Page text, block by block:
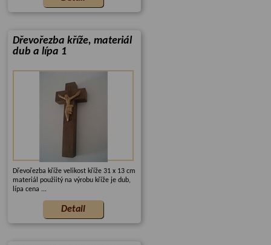
Dřevořezba kříže, materiál
dub a lípa 1
Dřevořezba kříže velikost kříže 31 x 13 cm
materiál použiitý na výrobu kříže je dub,
lípa cena ...